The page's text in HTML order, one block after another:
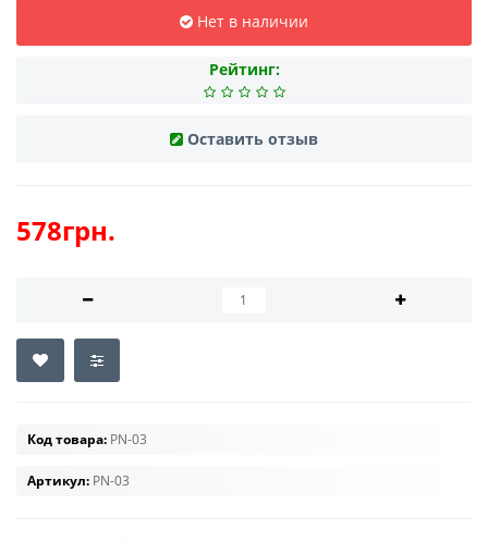
Нет в наличии
Рейтинг:
Оставить отзыв
578грн.
Код товара: PN-03
Артикул: PN-03